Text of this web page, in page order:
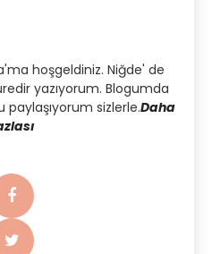
hoşgeldiniz. Niğde' de
yazıyorum. Blogumda
sizlerle.Daha